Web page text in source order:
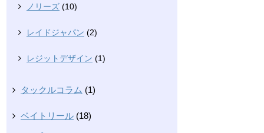
ノリーズ (10)
レイドジャパン (2)
レジットデザイン (1)
タックルコラム (1)
ベイトリール (18)